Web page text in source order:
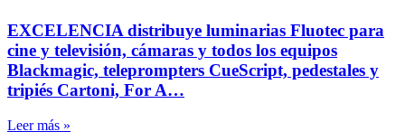
EXCELENCIA distribuye luminarias Fluotec para
cine y televisión, cámaras y todos los equipos
Blackmagic, teleprompters CueScript, pedestales y
tripiés Cartoni, For A…
Leer más »